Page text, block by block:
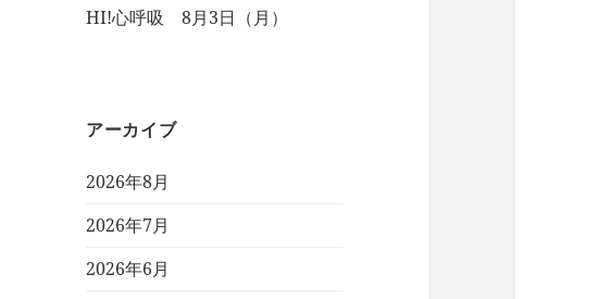
HI!心呼吸 8月3日（月）
アーカイブ
2026年8月
2026年7月
2026年6月